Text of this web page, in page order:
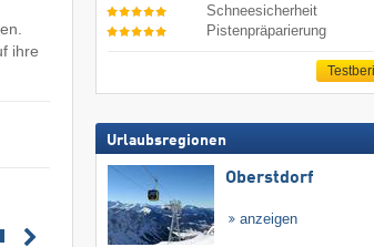
ihre
Schneesicherheit
Pistenpräparierung
Urlaubsregionen
Oberstdorf
anzeigen